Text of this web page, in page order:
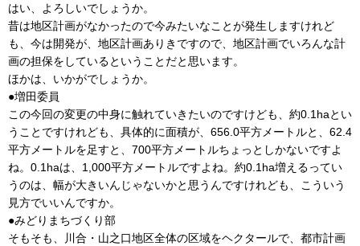
はい、よろしいでしょうか。
昔は地区計画がなかったので今みたいなことが発生しますけれど
も、今は開発が、地区計画ありきですので、地区計画でいろんな計
画の担保をしているということだと思います。
ほかは、いかがでしょうか。
●増田委員
この今回の変更の中身に触れていきたいのですけども、約0.1haとい
うことですけれども、具体的に面積が、656.0平方メートルと、62.4
平方メートルを足すと、700平方メートルちょっとしかないですよ
ね。0.1haは、1,000平方メートルですよね。約0.1ha増えるってい
うのは、幅が大きいんじゃないかと思うんですけれども、こういう
見方でいいんですか。
●みどりまちづくり部
そもそも、川合・山之口地区全体の区域をヘクタールで、都市計画